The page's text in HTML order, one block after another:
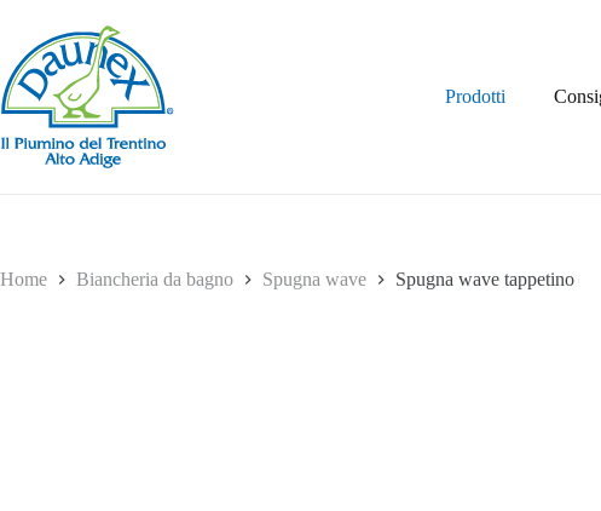
contenuto
Prodotti
Home Biancheria da bagno Spugna wave Spugna wave tappetino